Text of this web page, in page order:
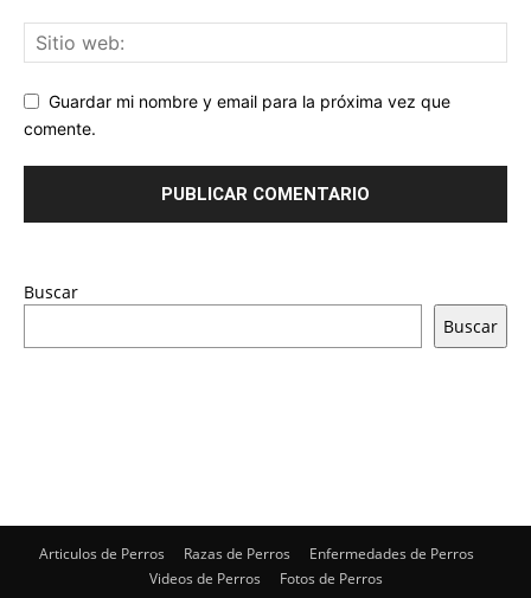
Guardar mi nombre y email para la próxima vez que
comente.
Buscar
Buscar
Articulos de Perros Razas de Perros
Enfermedades de Perros
Videos de Perros
Fotos de Perros